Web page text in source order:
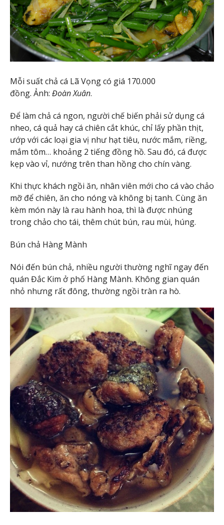
Mỗi suất chả cá Lã Vọng có giá 170.000
đồng. Ảnh: Đoàn Xuân.
Để làm chả cá ngon, người chế biến phải sử dụng cá
nheo, cá quả hay cá chiên cắt khúc, chỉ lấy phần thịt,
ướp với các loại gia vị như hạt tiêu, nước mắm, riềng,
mắm tôm… khoảng 2 tiếng đồng hồ. Sau đó, cá được
kẹp vào vỉ, nướng trên than hồng cho chín vàng.
Khi thực khách ngồi ăn, nhân viên mới cho cá vào chảo
mỡ để chiên, ăn cho nóng và không bị tanh. Cùng ăn
kèm món này là rau hành hoa, thì là được nhúng
trong chảo cho tái, thêm chút bún, rau mùi, húng.
Bún chả Hàng Mành
Nói đến bún chả, nhiều người thường nghĩ ngay đến
quán Đắc Kim ở phố Hàng Mành. Không gian quán
nhỏ nhưng rất đông, thường ngồi tràn ra hò.